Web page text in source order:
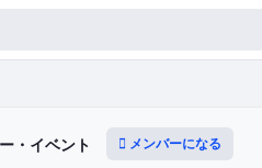
・イベント メンバーになる